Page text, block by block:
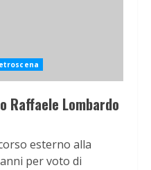
Raffaele Lombardo
esterno alla
per voto di